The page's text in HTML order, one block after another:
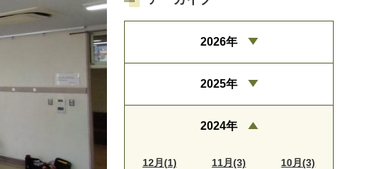
2026年
2025年
2024年
12月(1) 11月(3) 10月(3)